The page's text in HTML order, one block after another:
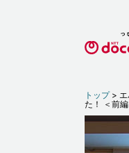
トップ
た！ ＜前